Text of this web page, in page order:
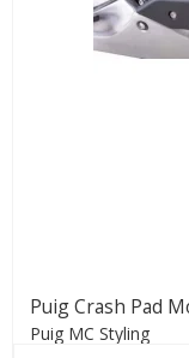
Puig Crash Pad
Puig MC Styling